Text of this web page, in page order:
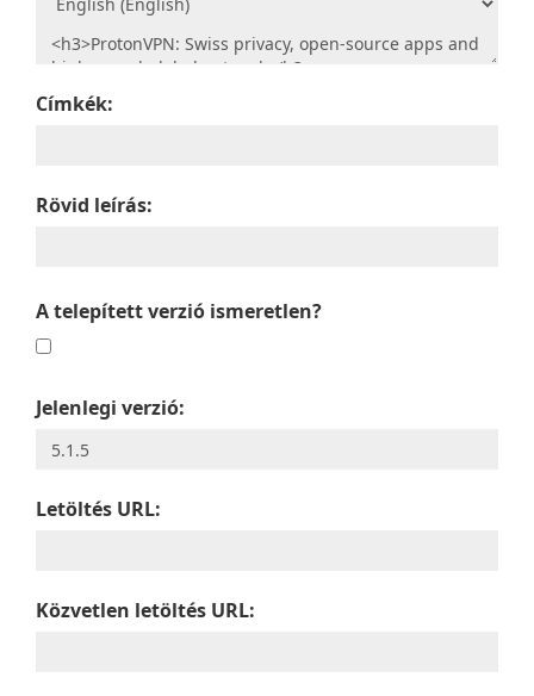
Címkék:
Rövid leírás:
A telepített verzió ismeretlen?
Jelenlegi verzió:
Letöltés URL:
Közvetlen letöltés URL: